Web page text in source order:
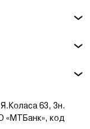
63, 3н.
«МТБанк», код